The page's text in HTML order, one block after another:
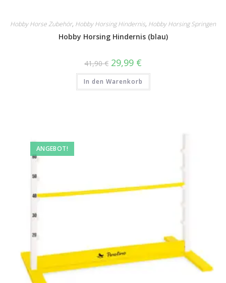
Hobby Horse Zubehör, Hobby Horsing Hindernis, Hobby Horsing Springen
Hobby Horsing Hindernis (blau)
41,90€ Ursprünglicher
Preis
war:
41,90 €
29,99 €
ist:
29,99 €.
In den Warenkorb
ANGEBOT!